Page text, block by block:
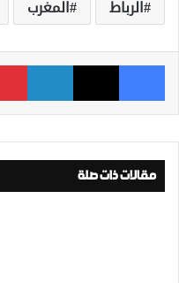
الرباط
المغرب
فيسبوك ‫X لينكدإن
مقالات ذات صلة